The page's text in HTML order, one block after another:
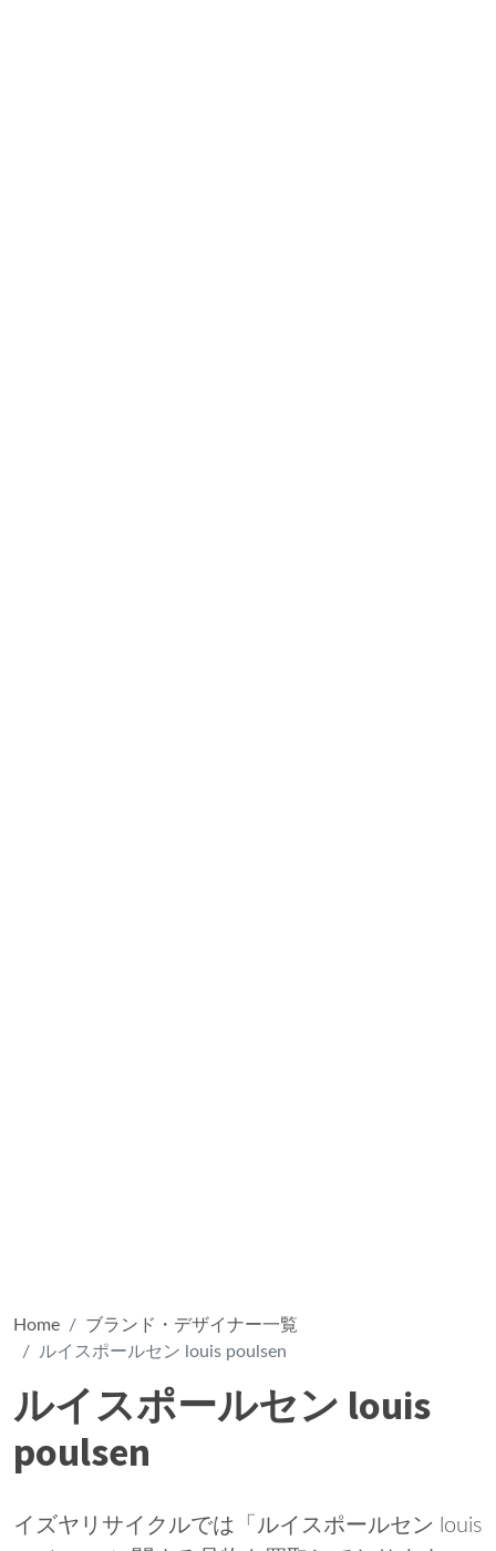
Home
ブランド・デザイナー一覧
ルイスポールセン louis poulsen
ルイスポールセン louis
poulsen
イズヤリサイクルでは「ルイスポールセン louis